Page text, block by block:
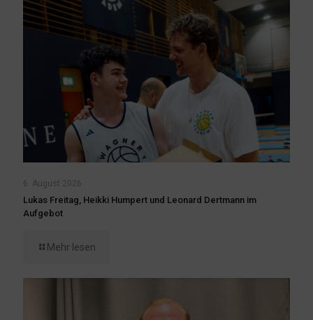
6. August 2026
Lukas Freitag, Heikki Humpert und Leonard Dertmann im
Aufgebot
Mehr lesen